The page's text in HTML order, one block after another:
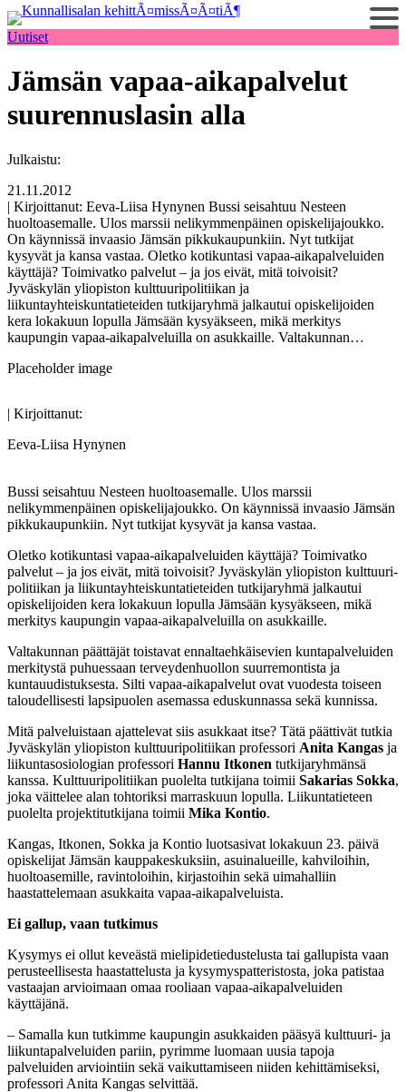
Siirry
sisältöön
Uutiset
Jämsän vapaa-aikapalvelut
suurennuslasin alla
Julkaistu:
21.11.2012
| Kirjoittanut: Eeva-Liisa Hynynen Bussi seisahtuu Nesteen
huoltoasemalle. Ulos marssii nelikymmenpäinen opiskelijajoukko.
On käynnissä invaasio Jämsän pikkukaupunkiin. Nyt tutkijat
kysyvät ja kansa vastaa. Oletko kotikuntasi vapaa-aikapalveluiden
käyttäjä? Toimivatko palvelut – ja jos eivät, mitä toivoisit?
Jyväskylän yliopiston kulttuuri­politiikan ja
liikuntayhteiskuntatieteiden tutkija­ryhmä jalkautui opiskelijoiden
kera lokakuun lopulla Jämsään kysyäkseen, mikä merkitys
kaupungin vapaa-aikapalveluilla on asukkaille. Valtakunnan…
| Kirjoittanut:
Eeva-Liisa Hynynen
Bussi seisahtuu Nesteen huoltoasemalle. Ulos marssii
nelikymmenpäinen opiskelijajoukko. On käynnissä invaasio Jämsän
pikkukaupunkiin. Nyt tutkijat kysyvät ja kansa vastaa.
Oletko kotikuntasi vapaa-aikapalveluiden käyttäjä? Toimivatko
palvelut – ja jos eivät, mitä toivoisit? Jyväskylän yliopiston kulttuuri­
politiikan ja liikuntayhteiskuntatieteiden tutkija­ryhmä jalkautui
opiskelijoiden kera lokakuun lopulla Jämsään kysyäkseen, mikä
merkitys kaupungin vapaa-aikapalveluilla on asukkaille.
Valtakunnan päättäjät toistavat ennaltaehkäisevien kunta­palveluiden
merkitystä puhuessaan terveyden­huollon suurremontista ja
kuntauudistuksesta. Silti vapaa-aika­palvelut ovat vuodesta toiseen
taloudellisesti lapsipuolen asemassa eduskunnassa sekä kunnissa.
Mitä palveluistaan ajattelevat siis asukkaat itse? Tätä päättivät tutkia
Jyväskylän yliopiston kulttuuripolitiikan professori Anita Kangas ja
liikuntasosiologian professori Hannu Itkonen tutkijaryhmänsä
kanssa. Kulttuuripolitiikan­ puolelta tutkijana toimii Sakarias Sokka,
joka väittelee alan tohtoriksi marraskuun lopulla. Liikuntatieteen
puolelta projekti­tutkijana toimii Mika Kontio.
Kangas, Itkonen, Sokka ja Kontio luotsasivat lokakuun 23. päivä
opiskelijat Jämsän kauppakeskuksiin, asuin­alueille, kahviloihin,
huoltoasemille, ravintoloihin, kirjastoihin sekä uimahalliin
haastattelemaan asukkaita vapaa-aika­palveluista.
Ei gallup, vaan tutkimus
Kysymys ei ollut keveästä mielipidetiedustelusta tai gal­lupista vaan
perusteellisesta haastattelusta ja kysymyspatteristosta, joka patistaa
vastaajan arvioimaan omaa rooliaan vapaa-aikapalveluiden
käyttäjänä.
– Samalla kun tutkimme kaupungin asukkaiden pääsyä kulttuuri- ja
liikuntapalveluiden pariin, pyrimme luomaan uusia tapoja
palveluiden arviointiin sekä vaikuttamiseen niiden kehittämiseksi,
professori Anita Kangas selvittää.